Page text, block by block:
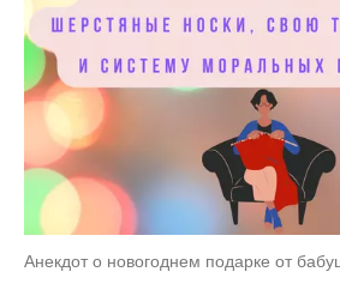
Анекдот о новогоднем подарке от